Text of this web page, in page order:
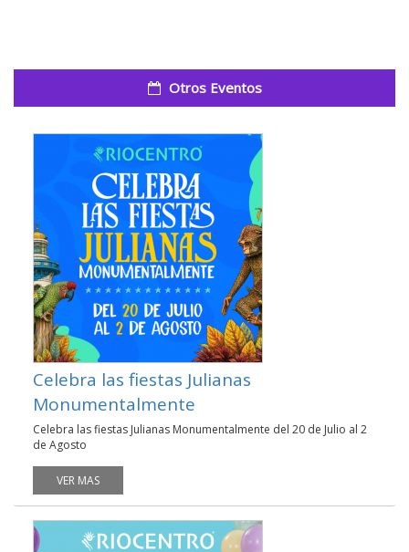
Otros Eventos
Celebra las fiestas Julianas
Monumentalmente
Celebra las fiestas Julianas Monumentalmente del 20 de Julio al 2
de Agosto
VER MAS